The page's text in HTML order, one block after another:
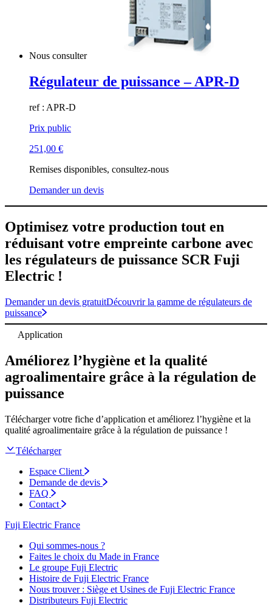
Nous consulter
Régulateur de puissance – APR-D
ref : APR-D
Prix public
251,00 €
Remises disponibles, consultez-nous
Demander un devis
Optimisez votre production tout en
réduisant votre empreinte carbone avec
les régulateurs de puissance SCR Fuji
Electric !
Demander un devis gratuitDécouvrir la gamme de régulateurs de
puissance
Application
Améliorez l’hygiène et la qualité
agroalimentaire grâce à la régulation de
puissance
Télécharger votre fiche d’application et améliorez l’hygiène et la
qualité agroalimentaire grâce à la régulation de puissance !
Télécharger
Espace Client
Demande de devis
FAQ
Contact
Fuji Electric France
Qui sommes-nous ?
Faites le choix du Made in France
Le groupe Fuji Electric
Histoire de Fuji Electric France
Nous trouver : Siège et Usines de Fuji Electric France
Distributeurs Fuji Electric